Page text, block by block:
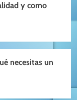
y como
necesitas un